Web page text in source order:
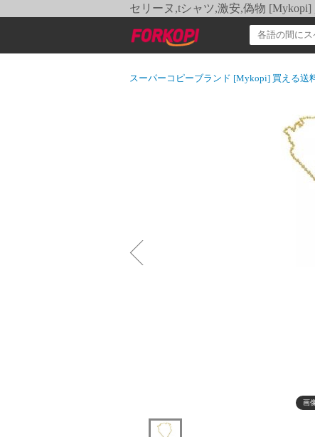
セリーヌ,tシャツ,激安,偽物
スーパーコピーブランド [Mykopi] 買える送
画